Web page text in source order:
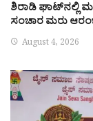
ಶಿರಾಡಿ ಘಾಟ್‌ನಲ್ಲಿ
ಸಂಚಾರ ಮರು
August 4, 2026